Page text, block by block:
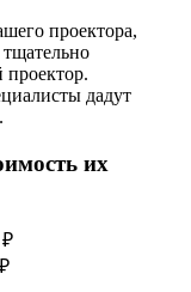
проектора,
дадут
их
₽